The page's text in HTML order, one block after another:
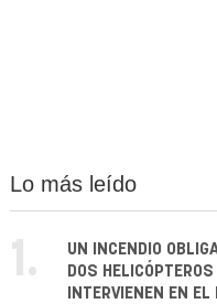
Lo más leído
1.
UN INCENDIO
DOS
INTERVIENEN EN EL